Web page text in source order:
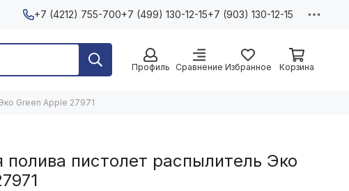
+7 (4212) 755-700+7 (499) 130-12-15+7 (903) 130-12-15
Профиль Сравнение Избранное Корзина
Green Apple 27971
полива пистолет распылитель Эко